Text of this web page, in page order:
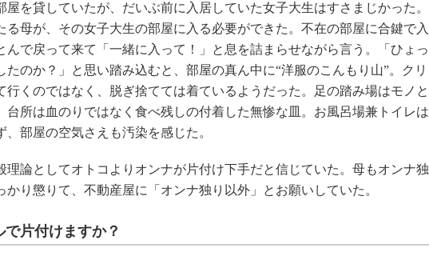
を貸していたが、だいぶ前に入居していた女子大生はすさまじかった。
る母が、その女子大生の部屋に入る必要ができた。不在の部屋に合鍵で入
んで戻って来て「一緒に入って！」と息を詰まらせながら言う。「ひょっ
たのか？」と思い踏み込むと、部屋の真ん中に“洋服のこんもり山”。クリ
行くのではなく、脱ぎ捨てては着ているようだった。足の踏み場はモノと
台所は血のりではなく食べ残しの付着した無惨な皿。お風呂場兼トイレは
、部屋の空気さえも汚染を感じた。
論としてオトコよりオンナが片付け下手だと信じていた。母もオンナ独
かり懲りて、不動産屋に「オンナ独り以外」とお願いしていた。
片付けますか？